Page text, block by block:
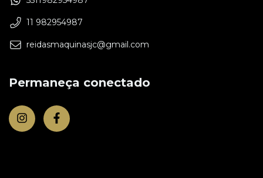
11 982954987
reidasmaquinasjc@gmail.com
Permaneça conectado